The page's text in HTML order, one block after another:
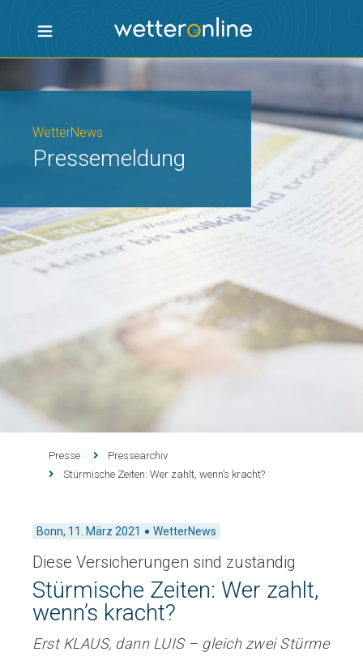
WetterNews
Pressemeldung
Presse
Pressearchiv
Stürmische Zeiten: Wer zahlt, wenn’s kracht?
Bonn, 11. März 2021 WetterNews
Diese Versicherungen sind zuständig
Stürmische Zeiten: Wer zahlt,
wenn’s kracht?
Erst KLAUS, dann LUIS – gleich zwei Stürme